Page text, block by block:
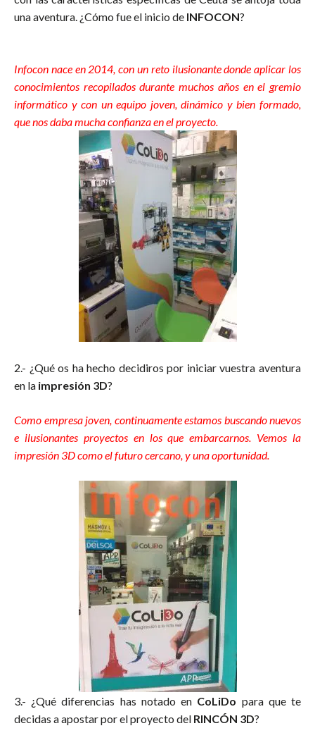
una aventura. ¿Cómo fue el inicio de INFOCON?
Infocon nace en 2014, con un reto ilusionante donde aplicar los
conocimientos recopilados durante muchos años en el gremio
informático y con un equipo joven, dinámico y bien formado,
que nos daba mucha confianza en el proyecto.
2.- ¿Qué os ha hecho decidiros por iniciar vuestra aventura
en la impresión 3D?
Como empresa joven, continuamente estamos buscando nuevos
e ilusionantes proyectos en los que embarcarnos. Vemos la
impresión 3D como el futuro cercano, y una oportunidad.
3.- ¿Qué diferencias has notado en CoLiDo para que te
decidas a apostar por el proyecto del RINCÓN 3D?